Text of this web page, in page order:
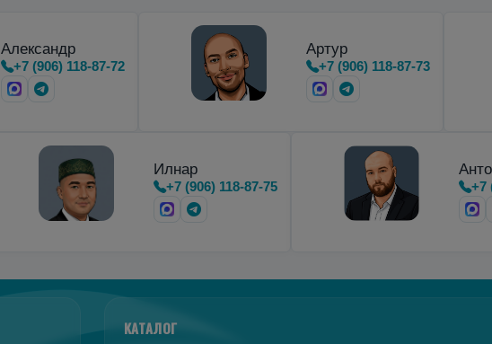
Александр
+7 (906) 118-87-72
Артур
+7 (906) 118-87-73
Илнар
+7 (906) 118-87-75 +7
КАТАЛОГ